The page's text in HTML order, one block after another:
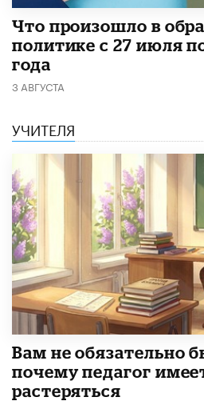
​Что произошло в
политике с 27 июля
года
3 АВГУСТА
УЧИТЕЛЯ
​Вам не обязательно
почему педагог
растеряться